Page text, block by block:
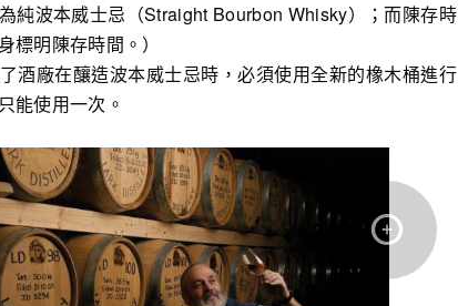
純波本威士忌（Straight Bourbon Whisky）；而陳存時
標明陳存時間。）
酒廠在釀造波本威士忌時，必須使用全新的橡木桶進行
能使用一次。